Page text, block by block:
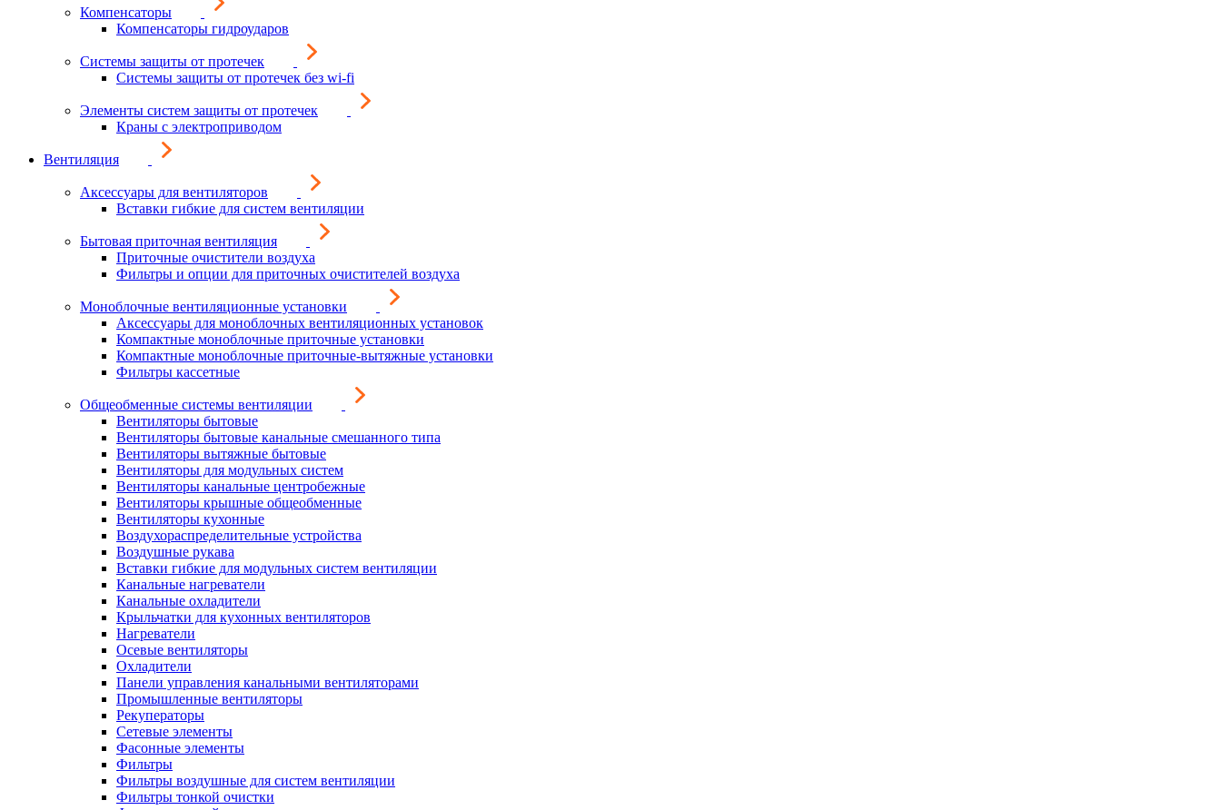
Компенсаторы
Компенсаторы гидроударов
Системы защиты от протечек
Системы защиты от протечек без wi-fi
Элементы систем защиты от протечек
Краны с электроприводом
Вентиляция
Аксессуары для вентиляторов
Вставки гибкие для систем вентиляции
Бытовая приточная вентиляция
Приточные очистители воздуха
Фильтры и опции для приточных очистителей воздуха
Моноблочные вентиляционные установки
Аксессуары для моноблочных вентиляционных установок
Компактные моноблочные приточные установки
Компактные моноблочные приточные-вытяжные установки
Фильтры кассетные
Общеобменные системы вентиляции
Вентиляторы бытовые
Вентиляторы бытовые канальные смешанного типа
Вентиляторы вытяжные бытовые
Вентиляторы для модульных систем
Вентиляторы канальные центробежные
Вентиляторы крышные общеобменные
Вентиляторы кухонные
Воздухораспределительные устройства
Воздушные рукава
Вставки гибкие для модульных систем вентиляции
Канальные нагреватели
Канальные охладители
Крыльчатки для кухонных вентиляторов
Нагреватели
Осевые вентиляторы
Охладители
Панели управления канальными вентиляторами
Промышленные вентиляторы
Рекуператоры
Сетевые элементы
Фасонные элементы
Фильтры
Фильтры воздушные для систем вентиляции
Фильтры тонкой очистки